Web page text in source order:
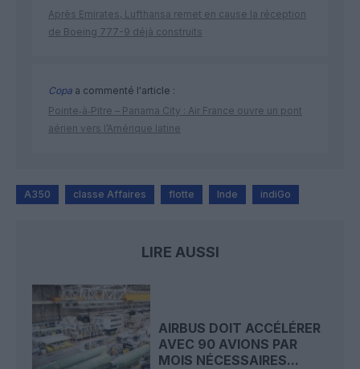
Après Emirates, Lufthansa remet en cause la réception
de Boeing 777-9 déjà construits
Copa a commenté l'article :
Pointe‑à‑Pitre – Panama City : Air France ouvre un pont
aérien vers l’Amérique latine
A350 classe Affaires flotte Inde indiGo
LIRE AUSSI
AIRBUS DOIT ACCÉLÉRER
AVEC 90 AVIONS PAR
MOIS NÉCESSAIRES...